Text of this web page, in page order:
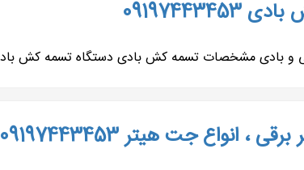
مشخصات تسمه کش بادی دستگاه تسمه کش بادی
انواع جت هیتر 09197443453